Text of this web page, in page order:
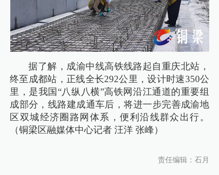
据了解，成渝中线高铁线路起自重庆北站，
终至成都站，正线全长292公里，设计时速350公
里，是我国“八纵八横”高铁网沿江通道的重要组
成部分，线路建成通车后，将进一步完善成渝地
区双城经济圈路网体系，便利沿线群众出行。
（铜梁区融媒体中心记者 汪洋 张峰）
责任编辑：石月